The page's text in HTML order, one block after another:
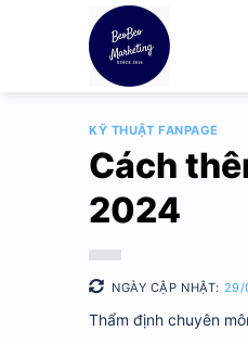
KỸ THUẬT FANPAGE
Cách
2024
NGÀY CẬP NHẬT:
Thẩm định chuyên